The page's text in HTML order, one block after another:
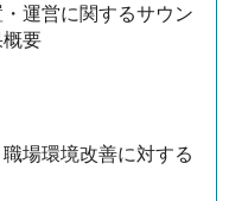
運営に関するサウン
要
場環境改善に対する